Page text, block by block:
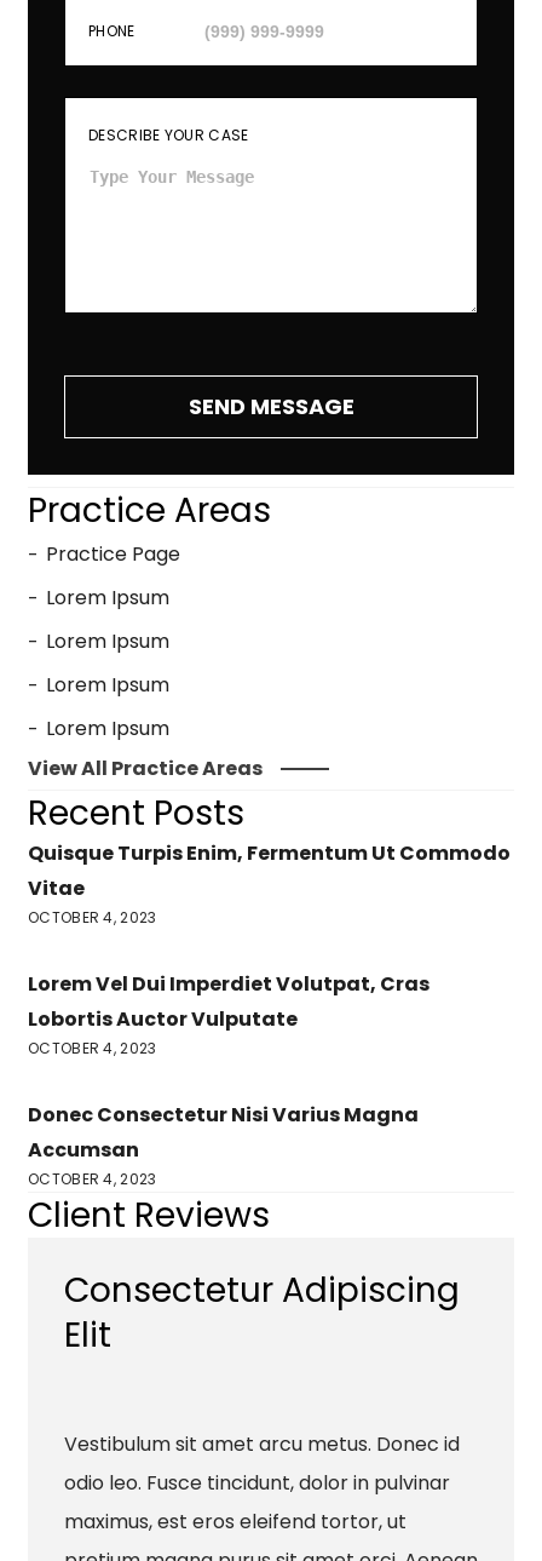
PHONE
DESCRIBE YOUR CASE
SEND MESSAGE
Practice Areas
Practice Page
Lorem Ipsum
Lorem Ipsum
Lorem Ipsum
Lorem Ipsum
View All Practice Areas
Recent Posts
Quisque Turpis Enim, Fermentum Ut Commodo
Vitae
OCTOBER 4, 2023
Lorem Vel Dui Imperdiet Volutpat, Cras
Lobortis Auctor Vulputate
OCTOBER 4, 2023
Donec Consectetur Nisi Varius Magna
Accumsan
OCTOBER 4, 2023
Client Reviews
Consectetur Adipiscing
Elit
Vestibulum sit amet arcu metus. Donec id
odio leo. Fusce tincidunt, dolor in pulvinar
maximus, est eros eleifend tortor, ut